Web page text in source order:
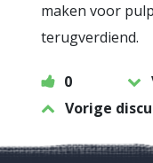
maken voor
terugverdiend.
0
Vorige